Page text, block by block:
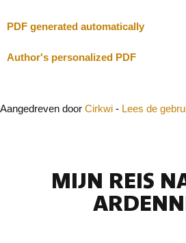
PDF generated automatically
Author's personalized PDF
Aangedreven door Cirkwi - Lees de
MIJN REIS